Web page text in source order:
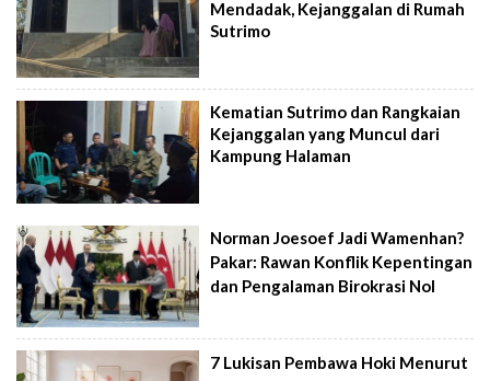
Mendadak, Kejanggalan di Rumah
Sutrimo
Kematian Sutrimo dan Rangkaian
Kejanggalan yang Muncul dari
Kampung Halaman
Norman Joesoef Jadi Wamenhan?
Pakar: Rawan Konflik Kepentingan
dan Pengalaman Birokrasi Nol
7 Lukisan Pembawa Hoki Menurut